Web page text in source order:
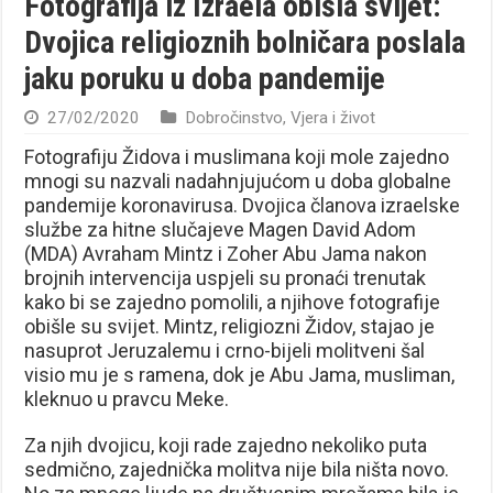
Dvojica religioznih bolničara poslala
jaku poruku u doba pandemije
27/02/2020 Dobročinstvo,Vjera i život
Fotografiju Židova i muslimana koji mole zajedno
mnogi su nazvali nadahnjujućom u doba globalne
pandemije koronavirusa. Dvojica članova izraelske
službe za hitne slučajeve Magen David Adom
(MDA) Avraham Mintz i Zoher Abu Jama nakon
brojnih intervencija uspjeli su pronaći trenutak
kako bi se zajedno pomolili, a njihove fotografije
obišle su svijet. Mintz, religiozni Židov, stajao je
nasuprot Jeruzalemu i crno-bijeli molitveni šal
visio mu je s ramena, dok je Abu Jama, musliman,
kleknuo u pravcu Meke.
Za njih dvojicu, koji rade zajedno nekoliko puta
sedmično, zajednička molitva nije bila ništa novo.